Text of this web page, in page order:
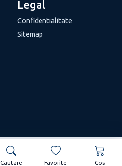
Legal
Confidentialitate
Sitemap
Cautare Favorite Cos